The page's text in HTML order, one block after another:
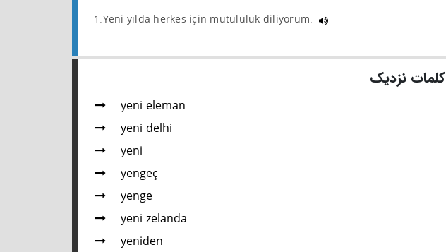
1.Yeni yılda herkes için mutululuk diliyorum.
کلمات نزدیک
yeni eleman
yeni delhi
yeni
yengeç
yenge
yeni zelanda
yeniden